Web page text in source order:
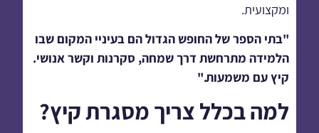
ומקצועית.
"בתי הספר של החופש הגדול הם בעיניי המקום שבו
הלמידה מתרחשת דרך שמחה, סקרנות וקשר אנושי.
קיץ עם משמעות."
למה בכלל צריך מסגרת קיץ?